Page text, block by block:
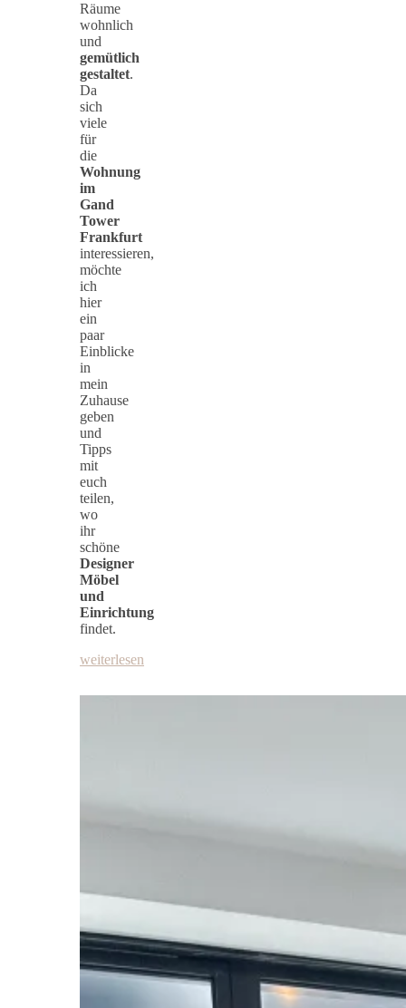
Räume
wohnlich
und
gemütlich
gestaltet.
Da
sich
viele
für
die
Wohnung
im
Gand
Tower
Frankfurt
interessieren,
möchte
ich
hier
ein
paar
Einblicke
in
mein
Zuhause
geben
und
Tipps
mit
euch
teilen,
wo
ihr
schöne
Designer
Möbel
und
Einrichtung
findet.
weiterlesen